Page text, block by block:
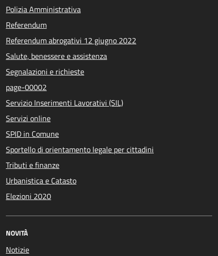
Polizia Amministrativa
Referendum
Referendum abrogativi 12 giugno 2022
Salute, benessere e assistenza
Segnalazioni e richieste
page-00002
Servizio Inserimenti Lavorativi (SIL)
Servizi online
SPID in Comune
Sportello di orientamento legale per cittadini
Tributi e finanze
Urbanistica e Catasto
Elezioni 2020
NOVITÀ
Notizie